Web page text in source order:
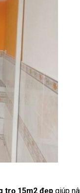
trọ 15m2 đẹp giúp